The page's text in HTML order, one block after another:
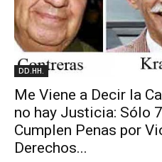
DD.HH.
Me Viene a Decir la
no hay Justicia: Sólo
Cumplen Penas por
Derechos...